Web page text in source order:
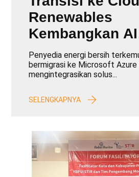
Renewables
Kembangkan AI
Generatif
Kyndryl
Penyedia energi bersih
bermigrasi ke Microsoft Azure
mengintegrasikan solus...
SELENGKAPNYA